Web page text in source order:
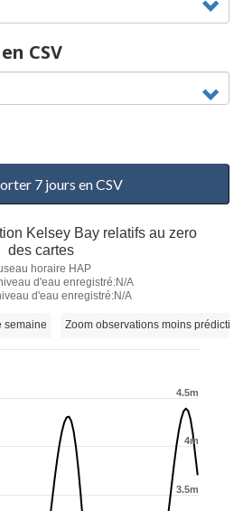
CSV
7 jours en CSV
Kelsey Bay relatifs au zero
des cartes
horaire HAP
d'eau enregistré:N/A
d'eau enregistré:N/A
3.5m
4m
4.5m
semaine Zoom observations moins